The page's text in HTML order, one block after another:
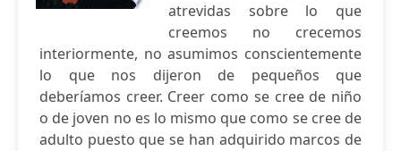
atrevidas sobre lo que
creemos no crecemos
interiormente, no asumimos conscientemente
lo que nos dijeron de pequeños que
deberíamos creer. Creer como se cree de niño
o de joven no es lo mismo que como se cree de
adulto puesto que se han adquirido marcos de